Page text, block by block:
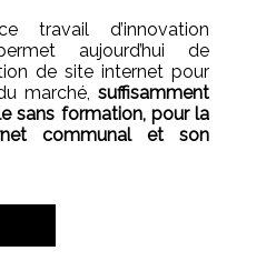
travail d’innovation
aujourd’hui de
de site internet pour
marché,suffisamment
sans formation, pour la
communal et son